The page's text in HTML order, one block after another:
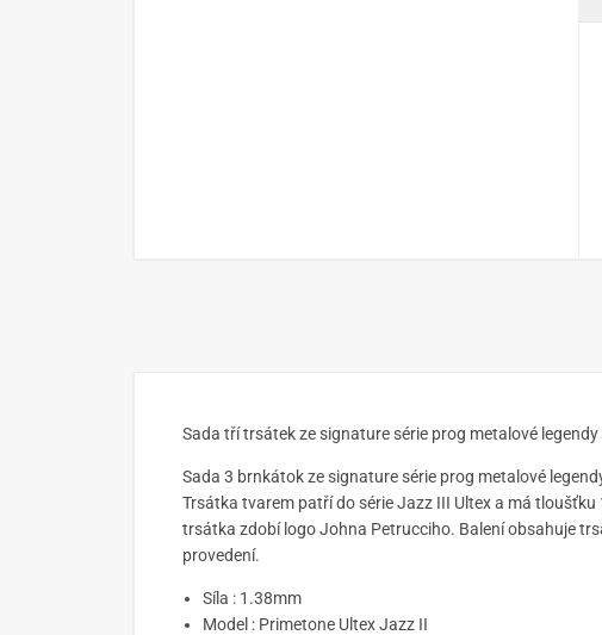
Sada tří trsátek ze signature série prog metalové
Sada 3 brnkátok ze signature série prog metalové
Trsátka tvarem patří do série Jazz III Ultex a má tloušťku
trsátka zdobí logo Johna Petrucciho. Balení obsahuje
provedení.
Síla : 1.38mm
Model : Primetone Ultex Jazz II